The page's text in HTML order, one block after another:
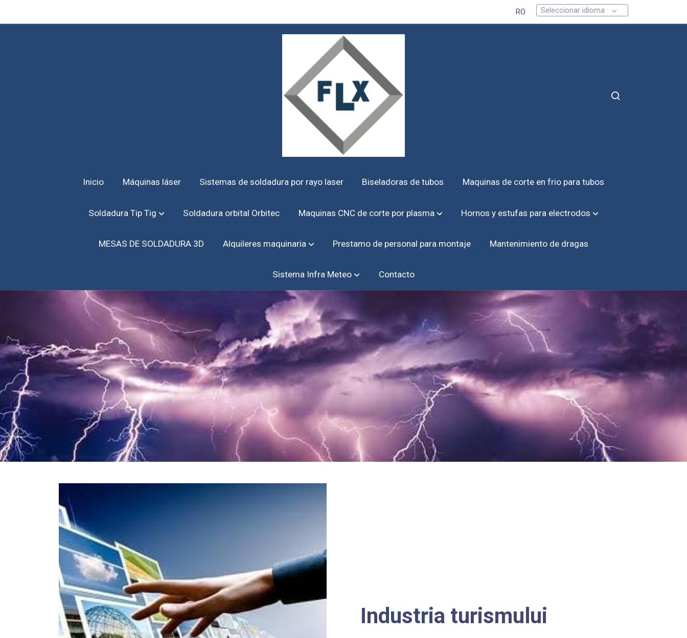
RO Seleccionar idioma
Inicio Máquinas láser Sistemas de soldadura por rayo laser Biseladoras de tubos Maquinas de corte en frio para tubos
Soldadura Tip Tig Soldadura orbital Orbitec Maquinas CNC de corte por plasma Hornos y estufas para electrodos
MESAS DE SOLDADURA 3D Alquileres maquinaria Prestamo de personal para montaje Mantenimiento de dragas
Sistema Infra Meteo Contacto
Industria turismului